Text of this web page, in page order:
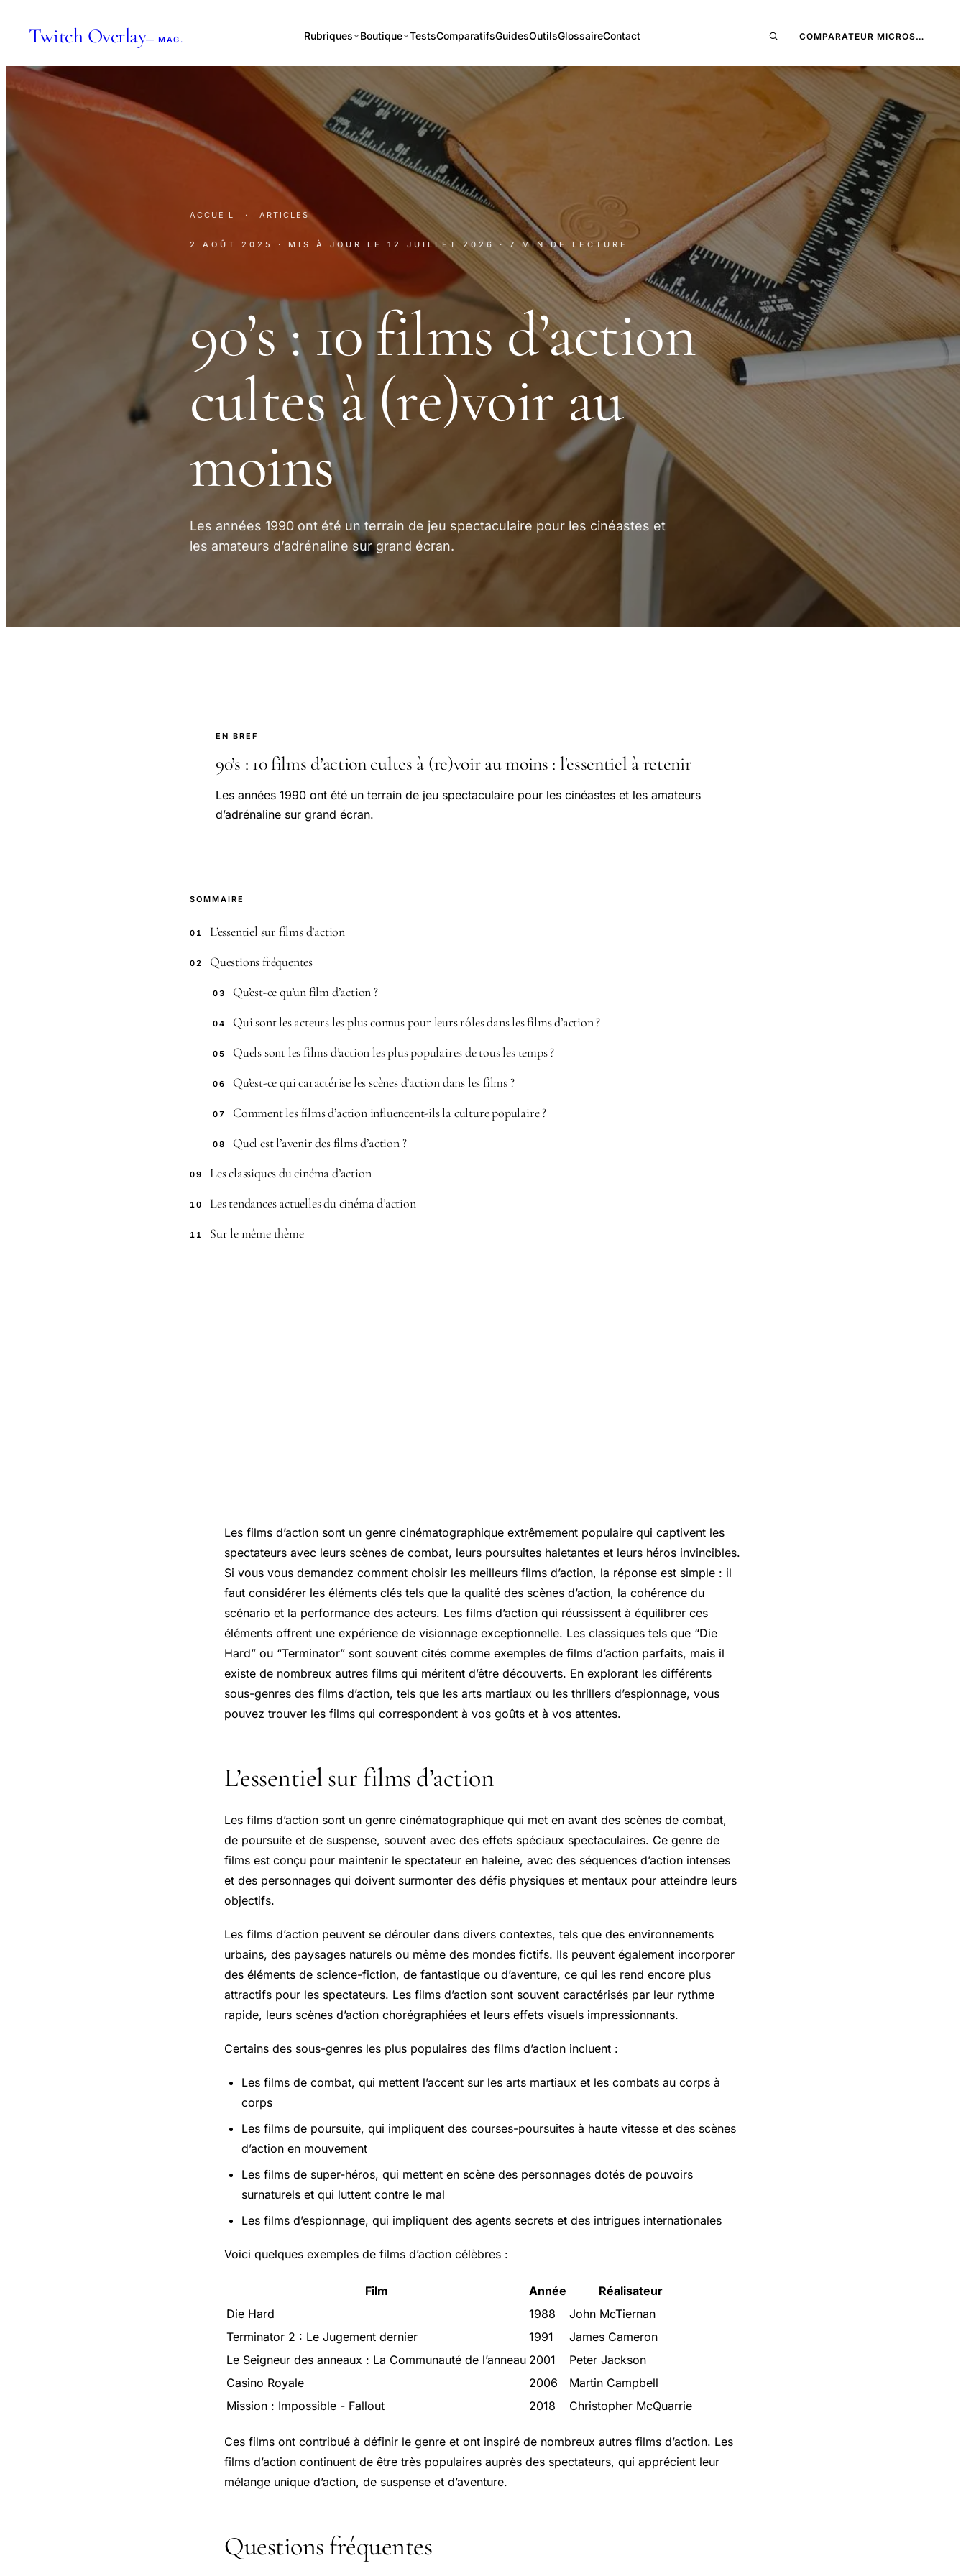
Twitch Overlay— MAG. Rubriques Boutique TestsComparatifsGuidesOutilsGlossaireContact COMPARATEUR MICROS…
ACCUEIL · ARTICLES
2 AOÛT 2025 · MIS À JOUR LE 12 JUILLET 2026 · 7 MIN DE LECTURE
90’s : 10 films d’action
cultes à (re)voir au
moins
Les années 1990 ont été un terrain de jeu spectaculaire pour les cinéastes et
les amateurs d’adrénaline sur grand écran.
EN BREF
90’s : 10 films d’action cultes à (re)voir au moins : l'essentiel à retenir
Les années 1990 ont été un terrain de jeu spectaculaire pour les cinéastes et les amateurs
d’adrénaline sur grand écran.
SOMMAIRE
01 L’essentiel sur films d’action
02 Questions fréquentes
03 Qu’est-ce qu’un film d’action ?
04 Qui sont les acteurs les plus connus pour leurs rôles dans les films d’action ?
05 Quels sont les films d’action les plus populaires de tous les temps ?
06 Qu’est-ce qui caractérise les scènes d’action dans les films ?
07 Comment les films d’action influencent-ils la culture populaire ?
08 Quel est l’avenir des films d’action ?
09 Les classiques du cinéma d’action
10 Les tendances actuelles du cinéma d’action
11 Sur le même thème
Les films d’action sont un genre cinématographique extrêmement populaire qui captivent les
spectateurs avec leurs scènes de combat, leurs poursuites haletantes et leurs héros invincibles.
Si vous vous demandez comment choisir les meilleurs films d’action, la réponse est simple : il
faut considérer les éléments clés tels que la qualité des scènes d’action, la cohérence du
scénario et la performance des acteurs. Les films d’action qui réussissent à équilibrer ces
éléments offrent une expérience de visionnage exceptionnelle. Les classiques tels que “Die
Hard” ou “Terminator” sont souvent cités comme exemples de films d’action parfaits, mais il
existe de nombreux autres films qui méritent d’être découverts. En explorant les différents
sous-genres des films d’action, tels que les arts martiaux ou les thrillers d’espionnage, vous
pouvez trouver les films qui correspondent à vos goûts et à vos attentes.
L’essentiel sur films d’action
Les films d’action sont un genre cinématographique qui met en avant des scènes de combat,
de poursuite et de suspense, souvent avec des effets spéciaux spectaculaires. Ce genre de
films est conçu pour maintenir le spectateur en haleine, avec des séquences d’action intenses
et des personnages qui doivent surmonter des défis physiques et mentaux pour atteindre leurs
objectifs.
Les films d’action peuvent se dérouler dans divers contextes, tels que des environnements
urbains, des paysages naturels ou même des mondes fictifs. Ils peuvent également incorporer
des éléments de science-fiction, de fantastique ou d’aventure, ce qui les rend encore plus
attractifs pour les spectateurs. Les films d’action sont souvent caractérisés par leur rythme
rapide, leurs scènes d’action chorégraphiées et leurs effets visuels impressionnants.
Certains des sous-genres les plus populaires des films d’action incluent :
Les films de combat, qui mettent l’accent sur les arts martiaux et les combats au corps à
corps
Les films de poursuite, qui impliquent des courses-poursuites à haute vitesse et des scènes
d’action en mouvement
Les films de super-héros, qui mettent en scène des personnages dotés de pouvoirs
surnaturels et qui luttent contre le mal
Les films d’espionnage, qui impliquent des agents secrets et des intrigues internationales
Voici quelques exemples de films d’action célèbres :
Film Année
Réalisateur
Die Hard
1988
John McTiernan
Terminator 2 : Le Jugement dernier
1991
James Cameron
Le Seigneur des anneaux : La Communauté de l’anneau 2001
Peter Jackson
Casino Royale
2006
Martin Campbell
Mission : Impossible - Fallout
2018 Christopher McQuarrie
Ces films ont contribué à définir le genre et ont inspiré de nombreux autres films d’action. Les
films d’action continuent de être très populaires auprès des spectateurs, qui apprécient leur
mélange unique d’action, de suspense et d’aventure.
Questions fréquentes